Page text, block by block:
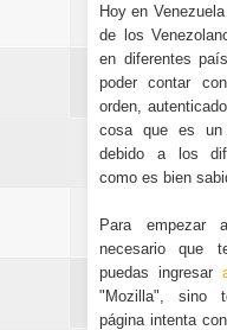
Hoy en
de los
en diferentes
poder contar
orden,
cosa que es un
debido a los
como es bien
Para empezar
necesario que
puedas ingresar
"Mozilla", sino
página intenta